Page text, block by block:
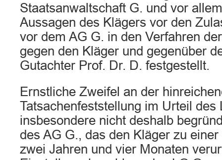
Staatsanwaltschaft G. und vor
Aussagen des Klägers vor den
vor dem AG G. in den Verfahren
gegen den Kläger und gegenüber
Gutachter Prof. Dr. D. festgestellt.
Ernstliche Zweifel an der
Tatsachenfeststellung im Urteil des
insbesondere nicht deshalb
des AG G., das den Kläger zu
zwei Jahren und vier Monaten